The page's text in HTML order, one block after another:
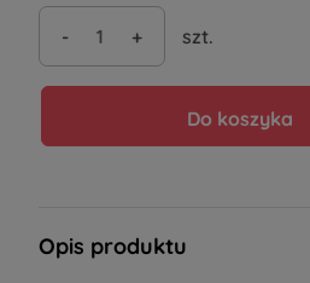
- + szt.
Do koszyka
Opis produktu